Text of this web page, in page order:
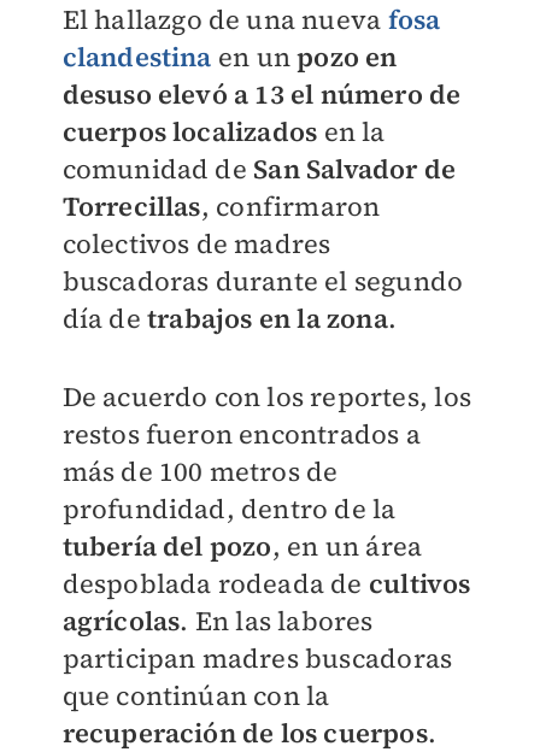
El hallazgo de una nueva fosa
clandestina en unpozo en
desuso elevó a 13 el número de
cuerpos localizados en la
comunidad de San Salvador de
Torrecillas, confirmaron
colectivos de madres
buscadoras durante el segundo
día de trabajos en la zona.
De acuerdo con los reportes, los
restos fueron encontrados a
más de 100 metros de
profundidad, dentro de la
tubería del pozo, en un área
despoblada rodeada de cultivos
agrícolas. En las labores
participan madres buscadoras
que continúan con la
recuperación de los cuerpos.